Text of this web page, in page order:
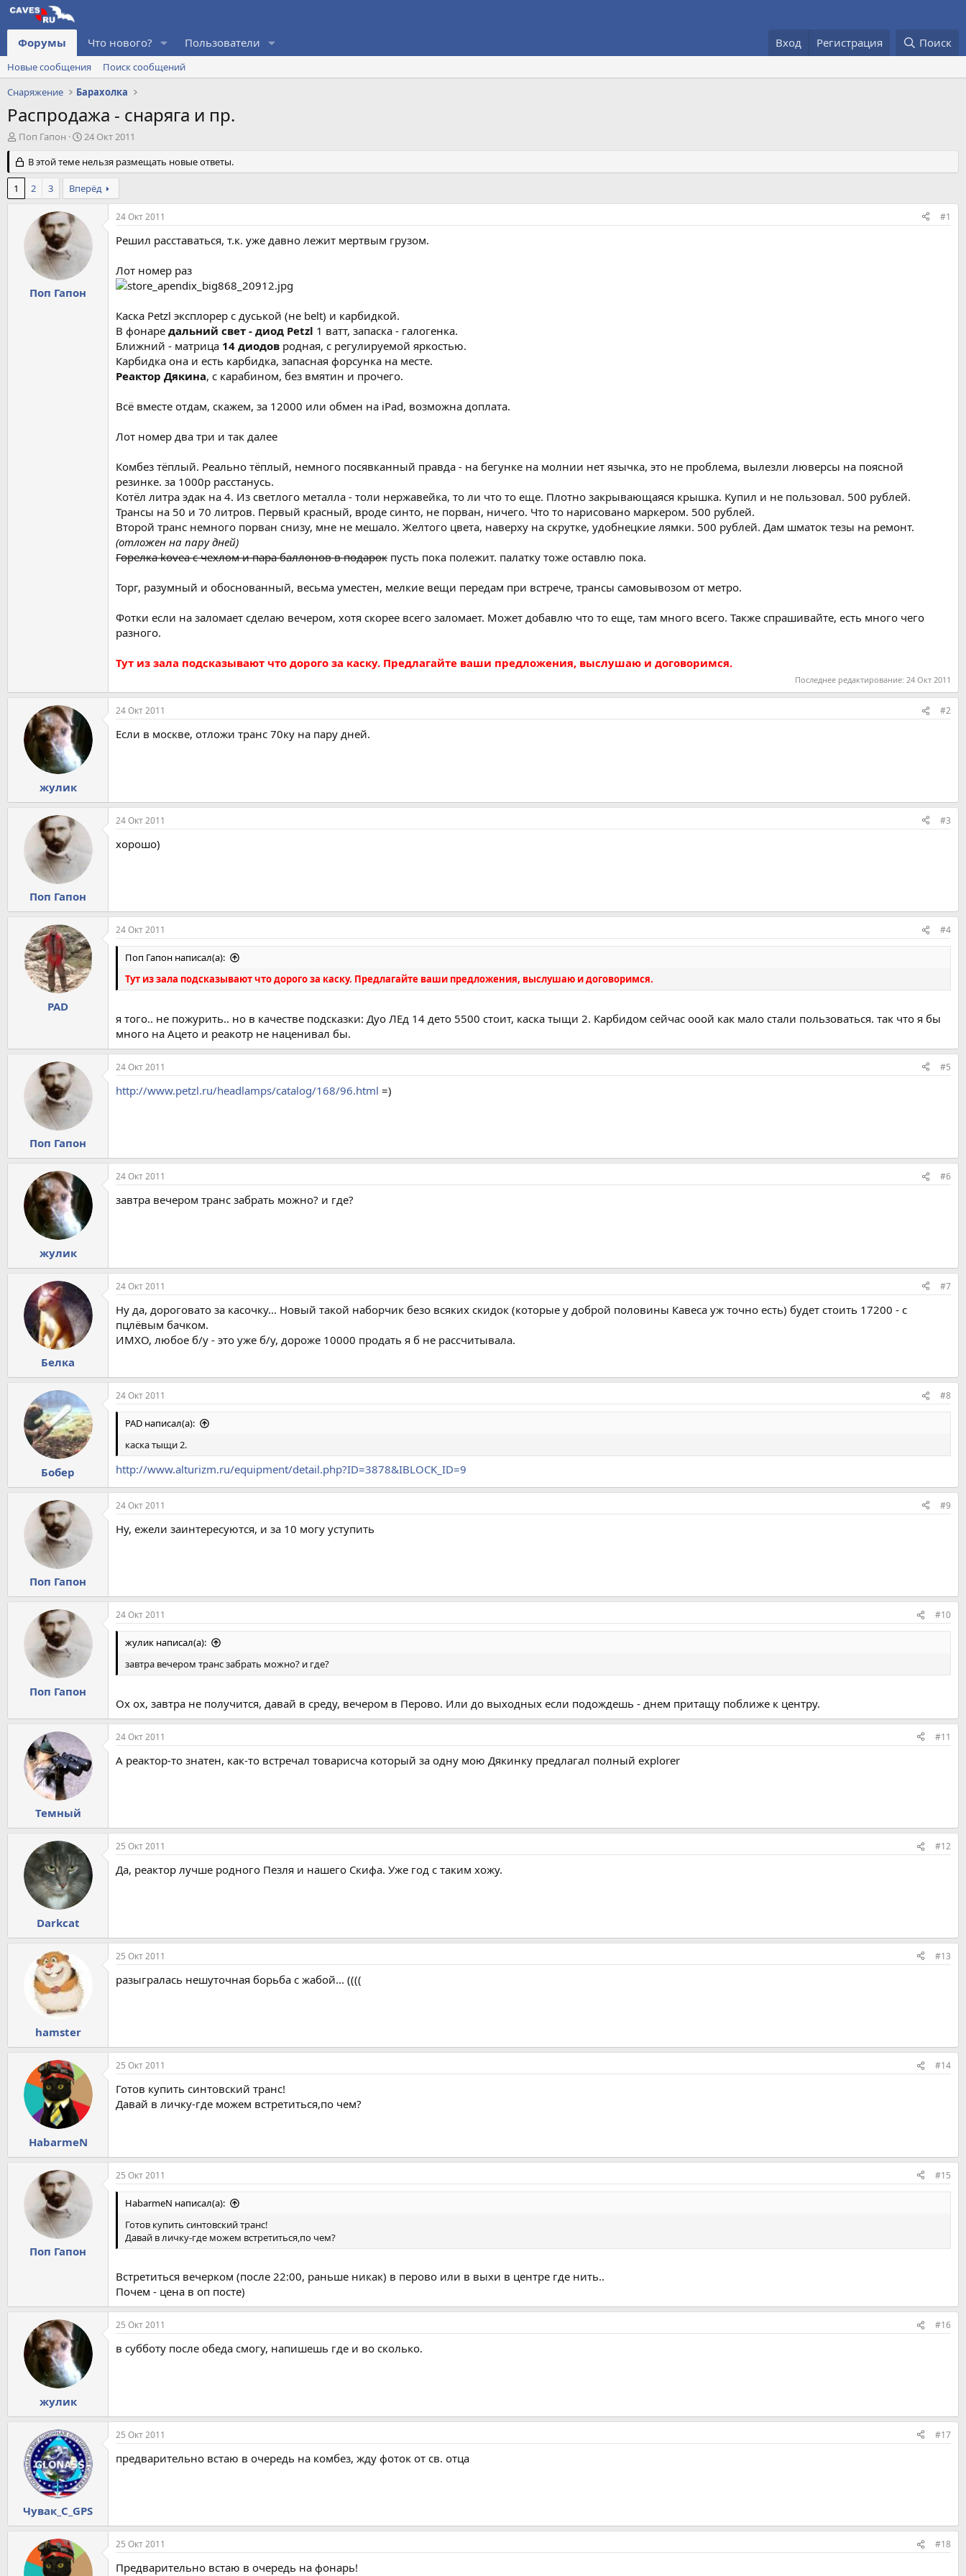
Форумы Что нового? Пользователи Вход Регистрация Поиск
Новые сообщения
Поиск сообщений
Снаряжение
Барахолка
Распродажа - снаряга и пр.
А
т
о
т
ы
Поп Гапон
Д
т
а
н
а
а
24 Окт 2011
В этой теме нельзя размещать новые ответы.
1 2 3 Вперёд
Поп Гапон
24 Окт 2011 #1
Решил расставаться, т.к. уже давно лежит мертвым грузом.
Лот номер раз
Каска Petzl эксплорер с дуськой (не belt) и карбидкой.
В фонаре дальний свет - диод Petzl 1 ватт, запаска - галогенка.
Ближний - матрица 14 диодов родная, с регулируемой яркостью.
Карбидка она и есть карбидка, запасная форсунка на месте.
Реактор Дякина, с карабином, без вмятин и прочего.
Всё вместе отдам, скажем, за 12000 или обмен на iPad, возможна доплата.
Лот номер два три и так далее
Комбез тёплый. Реально тёплый, немного посявканный правда - на бегунке на молнии нет язычка, это не проблема, вылезли люверсы на поясной
резинке. за 1000р расстанусь.
Котёл литра эдак на 4. Из светлого металла - толи нержавейка, то ли что то еще. Плотно закрывающаяся крышка. Купил и не пользовал. 500 рублей.
Трансы на 50 и 70 литров. Первый красный, вроде синто, не порван, ничего. Что то нарисовано маркером. 500 рублей.
Второй транс немного порван снизу, мне не мешало. Желтого цвета, наверху на скрутке, удобнецкие лямки. 500 рублей. Дам шматок тезы на ремонт.
(отложен на пару дней)
Горелка kovea с чехлом и пара баллонов в подарок пусть пока полежит. палатку тоже оставлю пока.
Торг, разумный и обоснованный, весьма уместен, мелкие вещи передам при встрече, трансы самовывозом от метро.
Фотки если на заломает сделаю вечером, хотя скорее всего заломает. Может добавлю что то еще, там много всего. Также спрашивайте, есть много чего
разного.
Тут из зала подсказывают что дорого за каску. Предлагайте ваши предложения, выслушаю и договоримся.
Последнее редактирование: 24 Окт 2011
жулик
24 Окт 2011 #2
Если в москве, отложи транс 70ку на пару дней.
Поп Гапон
24 Окт 2011 #3
хорошо)
PAD
24 Окт 2011 #4
Поп Гапон написал(а):
Тут из зала подсказывают что дорого за каску. Предлагайте ваши предложения, выслушаю и договоримся.
я того.. не пожурить.. но в качестве подсказки: Дуо ЛЕд 14 дето 5500 стоит, каска тыщи 2. Карбидом сейчас ооой как мало стали пользоваться. так что я бы
много на Ацето и реакотр не наценивал бы.
Поп Гапон
24 Окт 2011 #5
http://www.petzl.ru/headlamps/catalog/168/96.html =)
жулик
24 Окт 2011 #6
завтра вечером транс забрать можно? и где?
Белка
24 Окт 2011 #7
Ну да, дороговато за касочку... Новый такой наборчик безо всяких скидок (которые у доброй половины Кавеса уж точно есть) будет стоить 17200 - с
пцлёвым бачком.
ИМХО, любое б/у - это уже б/у, дороже 10000 продать я б не рассчитывала.
Бобер
24 Окт 2011 #8
PAD написал(а):
каска тыщи 2.
http://www.alturizm.ru/equipment/detail.php?ID=3878&IBLOCK_ID=9
Поп Гапон
24 Окт 2011 #9
Ну, ежели заинтересуются, и за 10 могу уступить
Поп Гапон
24 Окт 2011 #10
жулик написал(а):
завтра вечером транс забрать можно? и где?
Ох ох, завтра не получится, давай в среду, вечером в Перово. Или до выходных если подождешь - днем притащу поближе к центру.
Темный
24 Окт 2011 #11
А реактор-то знатен, как-то встречал товарисча который за одну мою Дякинку предлагал полный explorer
Darkcat
25 Окт 2011 #12
Да, реактор лучше родного Пезля и нашего Скифа. Уже год с таким хожу.
hamster
25 Окт 2011 #13
разыгралась нешуточная борьба с жабой... ((((
HabarmeN
25 Окт 2011 #14
Готов купить синтовский транс!
Давай в личку-где можем встретиться,по чем?
Поп Гапон
25 Окт 2011 #15
HabarmeN написал(а):
Готов купить синтовский транс!
Давай в личку-где можем встретиться,по чем?
Встретиться вечерком (после 22:00, раньше никак) в перово или в выхи в центре где нить..
Почем - цена в оп посте)
жулик
25 Окт 2011 #16
в субботу после обеда смогу, напишешь где и во сколько.
Чувак_С_GPS
25 Окт 2011 #17
предварительно встаю в очередь на комбез, жду фоток от св. отца
25 Окт 2011 #18
Предварительно встаю в очередь на фонарь!